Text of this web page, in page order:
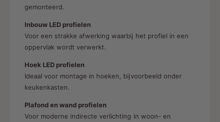
gemonteerd.
Inbouw LED profielen
Voor een strakke afwerking waarbij het profiel in een
oppervlak wordt verwerkt.
Hoek LED profielen
Ideaal voor montage in hoeken, bijvoorbeeld onder
keukenkasten.
Plafond en wand profielen
Voor moderne indirecte verlichting in woon- en